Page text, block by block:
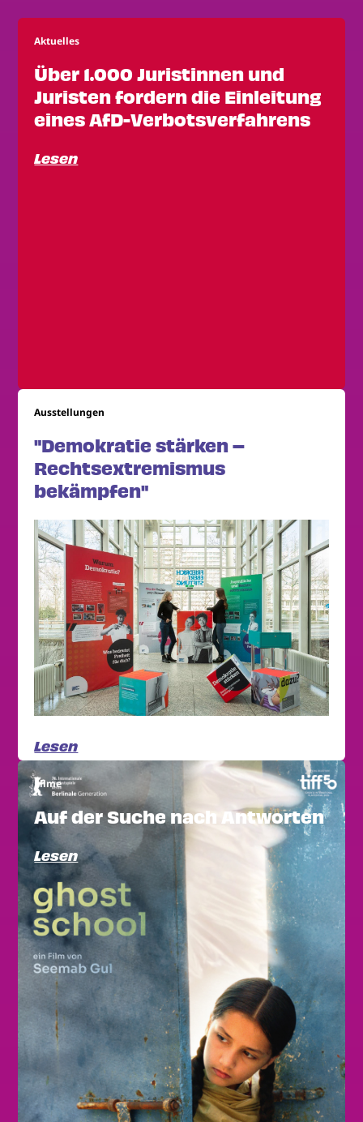
Aktuelles
Über 1.000 Juristinnen und
Juristen fordern die Einleitung
eines AfD-Verbotsverfahrens
Lesen
Ausstellungen
"Demokratie stärken –
Rechtsextremismus
bekämpfen"
Lesen
Filme
Auf der Suche nach Antworten
Lesen